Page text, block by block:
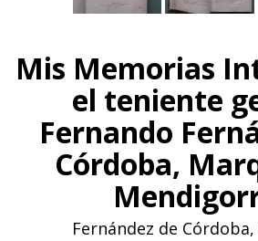
Mis Memorias
el teniente
Fernando
Córdoba,
Fernández de